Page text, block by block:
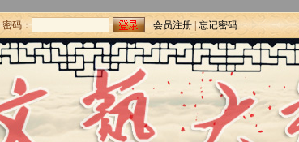
密码： 会员注册|忘记密码